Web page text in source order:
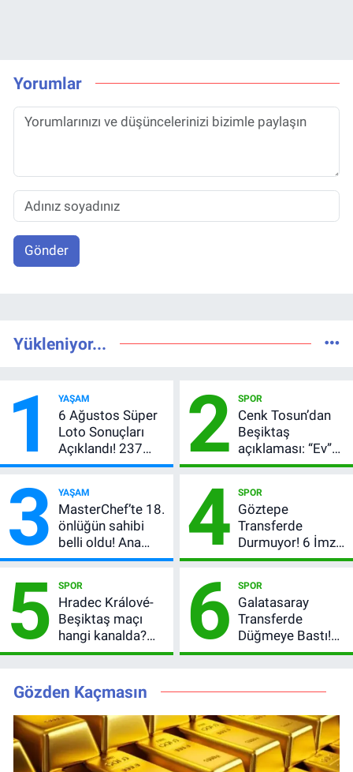
Yorumlar
Gönder
Yükleniyor...
1 YAŞAM
6 Ağustos Süper
Loto Sonuçları
Açıklandı! 237
Milyon TL’lik
2 SPOR
Cenk Tosun’dan
Beşiktaş
açıklaması: “Ev”
dedi, asıl mesajı
verdi
3 YAŞAM
MasterChef’te 18.
önlüğün sahibi
belli oldu! Ana
kadroya giren
oldu?
4 SPOR
Göztepe
Transferde
Durmuyor! 6 İmza
Sonrası Yeni
Oldu
5 SPOR
Hradec Králové-
Beşiktaş maçı
hangi kanalda?
Şifresiz canlı yayın
6 SPOR
Galatasaray
Transferde
Düğmeye Bastı!
Leao, Camavinga
Gözden Kaçmasın